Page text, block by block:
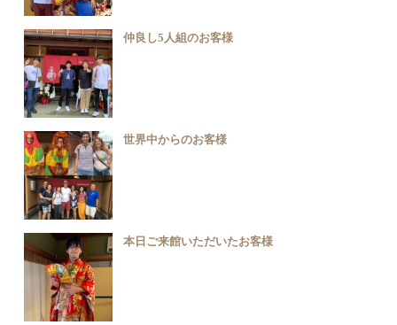
仲良し5人組のお客様
世界中からのお客様
本日ご来館いただいたお客様